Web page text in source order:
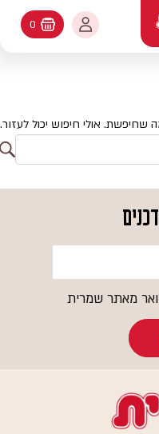
החשבון שלי
עגלת קניות
0
אולי חיפוש יכול לעזור.
מאתר שמרית